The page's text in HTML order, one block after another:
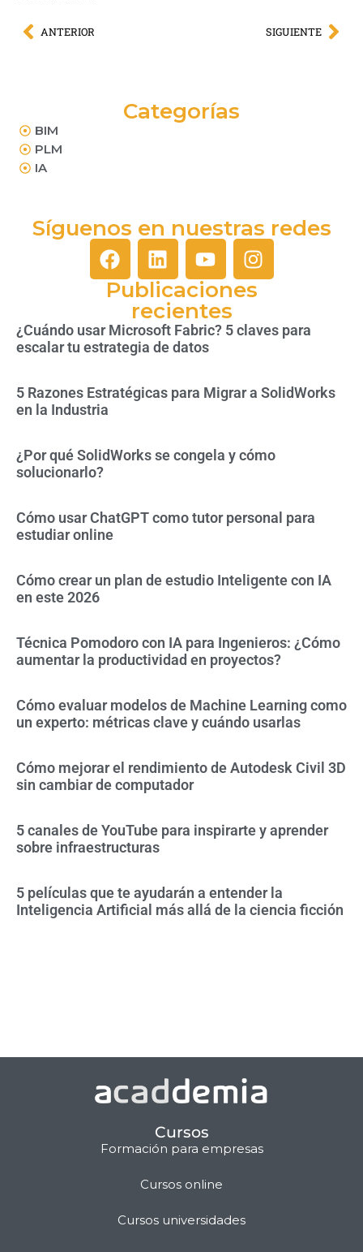
ANTERIOR SIGUIENTE
Categorías
BIM
PLM
IA
Síguenos en nuestras redes
Publicaciones
recientes
¿Cuándo usar Microsoft Fabric? 5 claves para
escalar tu estrategia de datos
5 Razones Estratégicas para Migrar a SolidWorks
en la Industria
¿Por qué SolidWorks se congela y cómo
solucionarlo?
Cómo usar ChatGPT como tutor personal para
estudiar online
Cómo crear un plan de estudio Inteligente con IA
en este 2026
Técnica Pomodoro con IA para Ingenieros: ¿Cómo
aumentar la productividad en proyectos?
Cómo evaluar modelos de Machine Learning como
un experto: métricas clave y cuándo usarlas
Cómo mejorar el rendimiento de Autodesk Civil 3D
sin cambiar de computador
5 canales de YouTube para inspirarte y aprender
sobre infraestructuras
5 películas que te ayudarán a entender la
Inteligencia Artificial más allá de la ciencia ficción
Cursos
Formación para empresas
Cursos online
Cursos universidades